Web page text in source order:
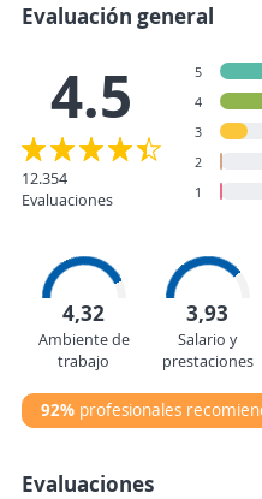
Evaluación general
4.5
12.354
Evaluaciones
5
4
3
2
1
4,32
Ambiente de
trabajo
3,93
Salario y
prestaciones
92% profesionales
Evaluaciones